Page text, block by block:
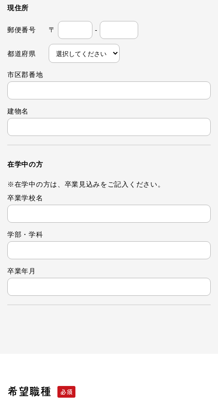
現住所
郵便番号 〒 -
都道府県
市区郡番地
建物名
在学中の方
※在学中の方は、卒業見込みをご記入ください。
卒業学校名
学部・学科
卒業年月
希望職種